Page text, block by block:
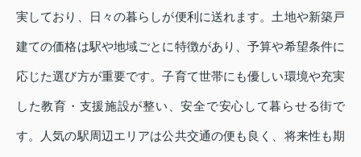
実しており、日々の暮らしが便利に送れます。土地や新築戸
建ての価格は駅や地域ごとに特徴があり、予算や希望条件に
応じた選び方が重要です。子育て世帯にも優しい環境や充実
した教育・支援施設が整い、安全で安心して暮らせる街で
す。人気の駅周辺エリアは公共交通の便も良く、将来性も期